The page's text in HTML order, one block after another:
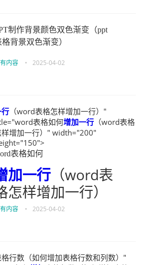
制作背景颜色双色渐变（ppt
格背景双色渐变）
内容 • 2025-04-02
（word表格怎样增加一行）"
表格如何增加一行 （word表格
样增加一行）" width="200"
表格如何
加一行 （word表
怎样增加一行）
内容 • 2025-04-02
行数（如何增加表格行数和列数）"